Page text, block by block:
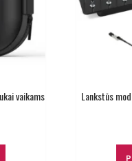
vaikams Lankstūs